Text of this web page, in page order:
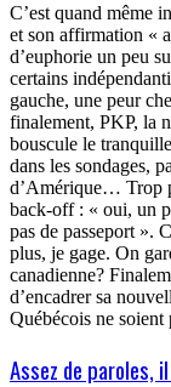
C’est quand même
et son affirmation «
d’euphorie un peu
certains
gauche, une peur
finalement, PKP, la
bouscule le
dans les sondages,
d’Amérique… Trop
back-off : « oui, un
pas de passeport ».
plus, je gage. On
canadienne?
d’encadrer sa
Québécois ne soient
Assez de paroles,